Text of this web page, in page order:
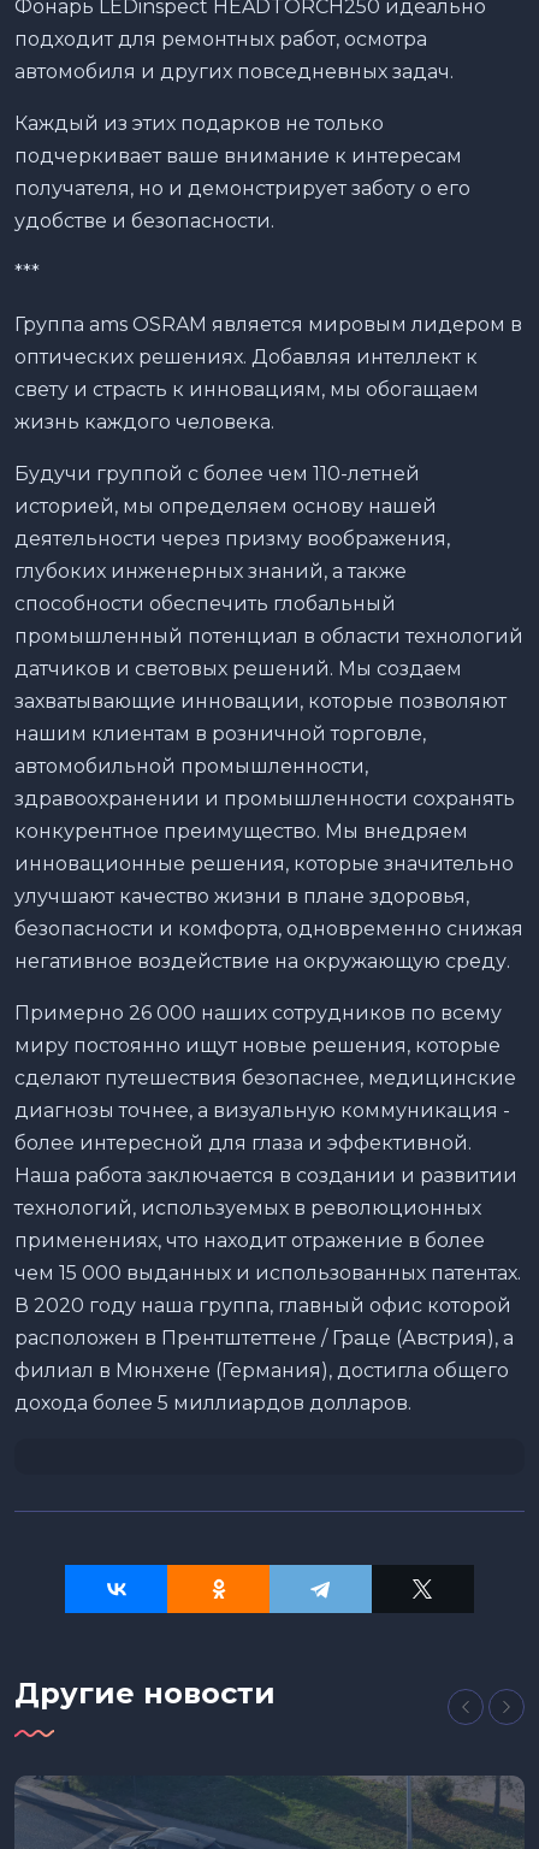
Фонарь LEDinspect HEADTORCH250 идеально
подходит для ремонтных работ, осмотра
автомобиля и других повседневных задач.
Каждый из этих подарков не только
подчеркивает ваше внимание к интересам
получателя, но и демонстрирует заботу о его
удобстве и безопасности.
***
Группа ams OSRAM является мировым лидером в
оптических решениях. Добавляя интеллект к
свету и страсть к инновациям, мы обогащаем
жизнь каждого человека.
Будучи группой с более чем 110-летней
историей, мы определяем основу нашей
деятельности через призму воображения,
глубоких инженерных знаний, а также
способности обеспечить глобальный
промышленный потенциал в области технологий
датчиков и световых решений. Мы создаем
захватывающие инновации, которые позволяют
нашим клиентам в розничной торговле,
автомобильной промышленности,
здравоохранении и промышленности сохранять
конкурентное преимущество. Мы внедряем
инновационные решения, которые значительно
улучшают качество жизни в плане здоровья,
безопасности и комфорта, одновременно снижая
негативное воздействие на окружающую среду.
Примерно 26 000 наших сотрудников по всему
миру постоянно ищут новые решения, которые
сделают путешествия безопаснее, медицинские
диагнозы точнее, а визуальную коммуникация -
более интересной для глаза и эффективной.
Наша работа заключается в создании и развитии
технологий, используемых в революционных
применениях, что находит отражение в более
чем 15 000 выданных и использованных патентах.
В 2020 году наша группа, главный офис которой
расположен в Прентштеттене / Граце (Австрия), а
филиал в Мюнхене (Германия), достигла общего
дохода более 5 миллиардов долларов.
Другие новости